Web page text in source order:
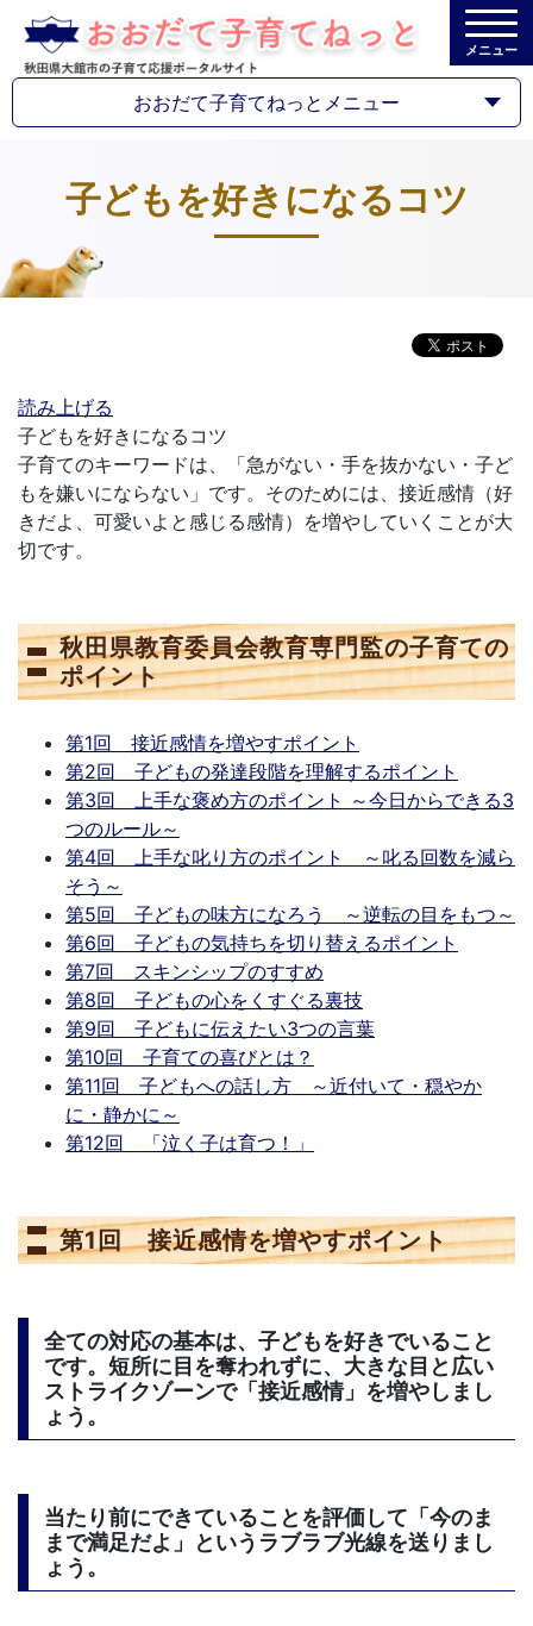
メニュー
おおだて子育てねっとメニュー
子どもを好きになるコツ
読み上げる
子どもを好きになるコツ
子育てのキーワードは、「急がない・手を抜かない・子ど
もを嫌いにならない」です。そのためには、接近感情（好
きだよ、可愛いよと感じる感情）を増やしていくことが大
切です。
秋田県教育委員会教育専門監の子育ての
ポイント
第1回 接近感情を増やすポイント
第2回 子どもの発達段階を理解するポイント
第3回 上手な褒め方のポイント ～今日からできる3
つのルール～
第4回 上手な叱り方のポイント ～叱る回数を減ら
そう～
第5回 子どもの味方になろう ～逆転の目をもつ～
第6回 子どもの気持ちを切り替えるポイント
第7回 スキンシップのすすめ
第8回 子どもの心をくすぐる裏技
第9回 子どもに伝えたい3つの言葉
第10回 子育ての喜びとは？
第11回 子どもへの話し方 ～近付いて・穏やか
に・静かに～
第12回 「泣く子は育つ！」
第1回 接近感情を増やすポイント
全ての対応の基本は、子どもを好きでいること
です。短所に目を奪われずに、大きな目と広い
ストライクゾーンで「接近感情」を増やしまし
ょう。
当たり前にできていることを評価して「今のま
まで満足だよ」というラブラブ光線を送りまし
ょう。